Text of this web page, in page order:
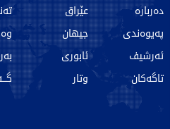
دەربارە
پەیوەندی
ئەرشیف
تاگەکان
عێراق
جیهان
ئابوری
وتار